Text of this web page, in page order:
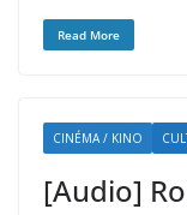
Read More
CINÉMA / KINO
[Audio]